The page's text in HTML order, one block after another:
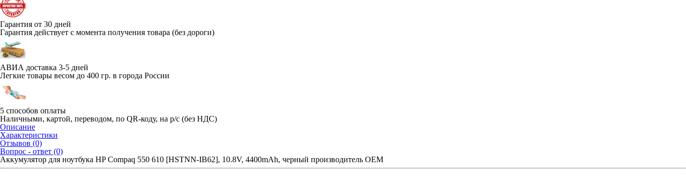
Гарантия от 30 дней
Гарантия действует с момента получения товара (без дороги)
АВИА доставка 3-5 дней
Легкие товары весом до 400 гр. в города России
5 способов оплаты
Наличными, картой, переводом, по QR-коду, на р/с (без НДС)
Описание
Характеристики
Отзывов (0)
Вопрос - ответ (0)
Аккумулятор для ноутбука HP Compaq 550 610 [HSTNN-IB62], 10.8V, 4400mAh, черный производитель OEM